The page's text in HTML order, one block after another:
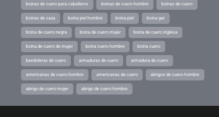
boinas de cuero para caballeros boinas de cuero hombre boinas de cuero
boinas de caza boina piel hombre boina piel boina gar
boina de cuero negra boina de cuero mujer boina de cuero inglesa
boina de cuero de mujer boina cuero hombre boina cuero
bandoleras de cuero armaduras de cuero armadura de cuero
americanas de cuero hombre americanas de cuero abrigos de cuero hombre
abrigo de cuero mujer abrigo de cuero hombre